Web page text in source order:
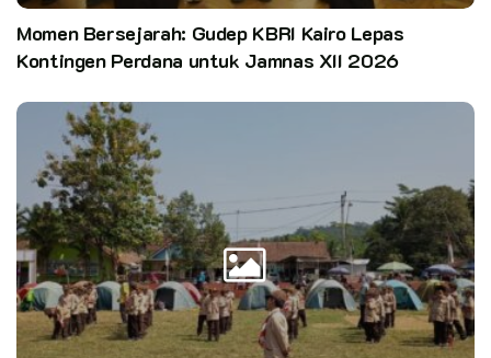
Momen Bersejarah: Gudep KBRI Kairo Lepas
Kontingen Perdana untuk Jamnas XII 2026